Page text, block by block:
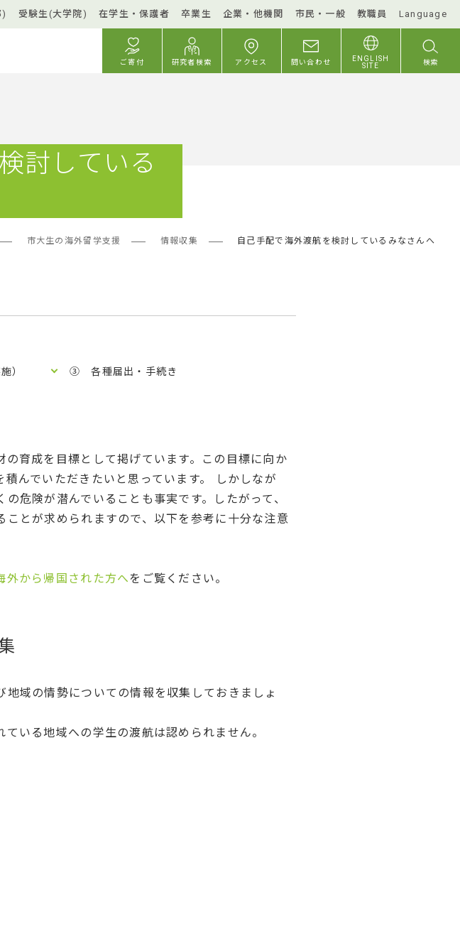
) 受験生(大学院) 在学生・保護者 卒業生 企業・他機関 市民・一般 教職員 Language
ご寄付 研究者検索 アクセス 問い合わせ
ENGLISH
SITE
検索
討している
市大生の海外留学支援 情報収集 自己手配で海外渡航を検討しているみなさんへ
） ③ 各種届出・手続き
育成を目標として掲げています。この目標に向か
んでいただきたいと思っています。 しかしなが
危険が潜んでいることも事実です。したがって、
とが求められますので、以下を参考に十分な注意
外から帰国された方へをご覧ください。
域の情勢についての情報を収集しておきましょ
いる地域への学生の渡航は認められません。